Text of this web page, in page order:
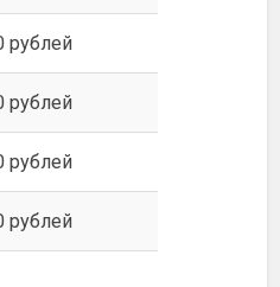
рублей
рублей
рублей
рублей